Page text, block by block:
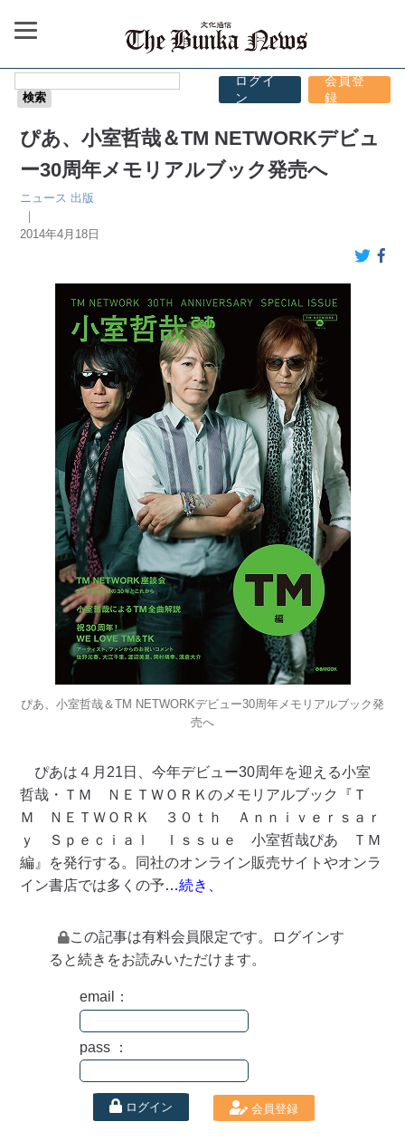
ログイ
ン
会員登
録
ぴあ、小室哲哉＆TM NETWORKデビュ
ー30周年メモリアルブック発売へ
ニュース 出版
｜
2014年4月18日
ぴあ、小室哲哉＆TM NETWORKデビュー30周年メモリアルブック発
売へ
ぴあは４月21日、今年デビュー30周年を迎える小室
哲哉・ＴＭ ＮＥＴＷＯＲＫのメモリアルブック『Ｔ
Ｍ ＮＥＴＷＯＲＫ ３０ｔｈ Ａｎｎｉｖｅｒｓａｒ
ｙ Ｓｐｅｃｉａｌ Ｉｓｓｕｅ 小室哲哉ぴあ ＴＭ
編』を発行する。同社のオンライン販売サイトやオンラ
イン書店では多くの予…続き、
この記事は有料会員限定です。ログインす
ると続きをお読みいただけます。
email：
pass ：
ログイン 会員登録